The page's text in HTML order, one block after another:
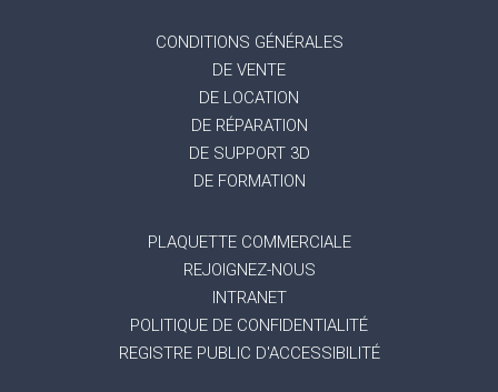
CONDITIONS GÉNÉRALES
DE VENTE
DE LOCATION
DE RÉPARATION
DE SUPPORT 3D
DE FORMATION
PLAQUETTE COMMERCIALE
REJOIGNEZ-NOUS
INTRANET
POLITIQUE DE CONFIDENTIALITÉ
REGISTRE PUBLIC D'ACCESSIBILITÉ